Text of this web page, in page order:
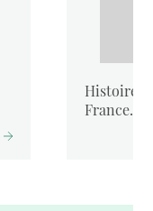
Histoire
France.